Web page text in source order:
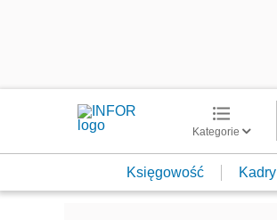
Kategorie
Księgowość Kadry